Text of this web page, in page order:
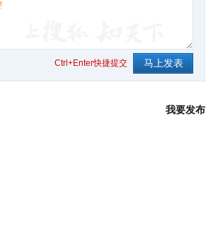
Ctrl+Enter快捷提交
我要发布